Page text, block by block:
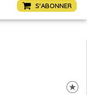
S'ABONNER